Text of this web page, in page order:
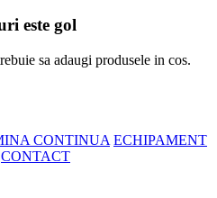
este gol
sa adaugi produsele in cos.
CONTINUA ECHIPAMENT
CONTACT